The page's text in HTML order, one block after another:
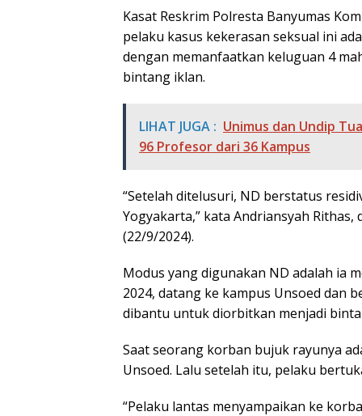
Kasat Reskrim Polresta Banyumas
pelaku kasus kekerasan seksual ini
dengan memanfaatkan keluguan 4
bintang iklan.
LIHAT JUGA : Unimus dan Undip
96 Profesor dari 36 Kampus
“Setelah ditelusuri, ND berstatus
Yogyakarta,” kata Andriansyah
(22/9/2024).
Modus yang digunakan ND adalah ia
2024, datang ke kampus Unsoed dan
dibantu untuk diorbitkan menjadi
Saat seorang korban bujuk rayunya
Unsoed. Lalu setelah itu, pelaku
“Pelaku lantas menyampaikan ke